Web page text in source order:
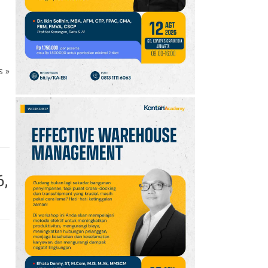
»
10 Promo JSM Superindo
7–9 Agustus 2026,
Minyak Goreng Rp37.900
hingga Buah Diskon 50%